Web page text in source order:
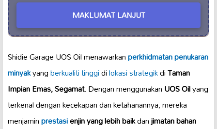
MAKLUMAT LANJUT
Shidie Garage UOS Oil menawarkanperkhidmatan penukaran
minyakyangberkualiti tinggidilokasi strategikdiTaman
Impian Emas, Segamat. Dengan menggunakanUOS Oilyang
terkenal dengan kecekapan dan ketahanannya, mereka
menjaminprestasienjin yang lebih baikdanjimatan bahan